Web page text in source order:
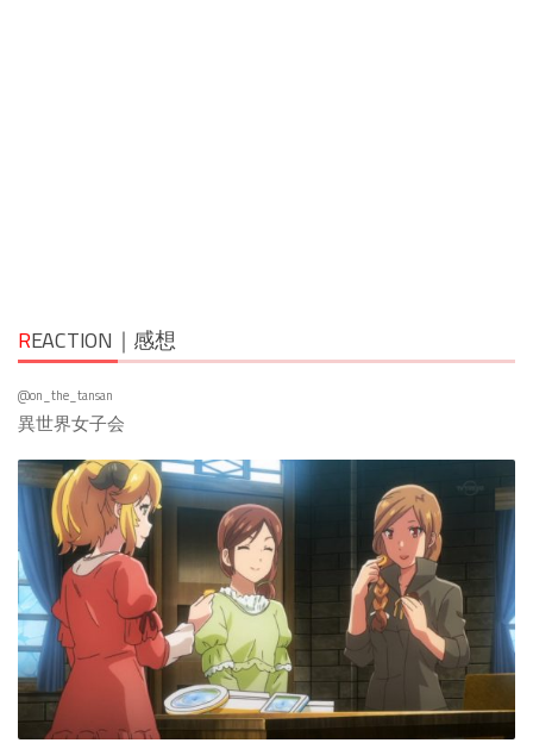
REACTION｜感想
@on_the_tansan
異世界女子会